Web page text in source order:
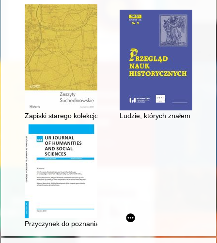
Zapiski starego kolekcjonera Ludzie, których znałem -
Przyczynek do poznania środkowej epoki kamienia w Polsce